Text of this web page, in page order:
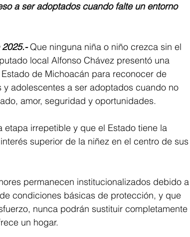
a ser adoptados cuando falte un entorno
Que ninguna niña o niño crezca sin el
local Alfonso Chávez presentó una
de Michoacán para reconocer de
adolescentes a ser adoptados cuando no
amor, seguridad y oportunidades.
irrepetible y que el Estado tiene la
superior de la niñez en el centro de sus
permanecen institucionalizados debido a
condiciones básicas de protección, y que
nunca podrán sustituir completamente
un hogar.